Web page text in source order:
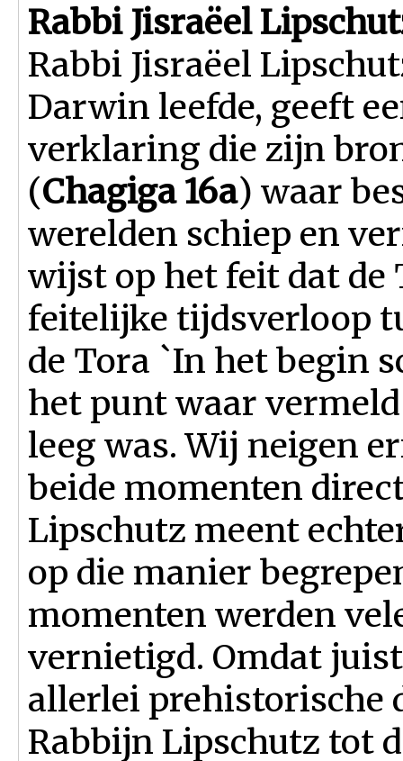
Rabbi Jisraëel
Rabbi Jisraëel
Darwin leefde, geeft
verklaring die zijn
(Chagiga 16a) waar
werelden schiep en
wijst op het feit dat de
feitelijke tijdsverloop
de Tora `In het begin
het punt waar
leeg was. Wij neigen
beide momenten
Lipschutz meent
op die manier
momenten werden
vernietigd. Omdat
allerlei prehistorische
Rabbijn Lipschutz tot